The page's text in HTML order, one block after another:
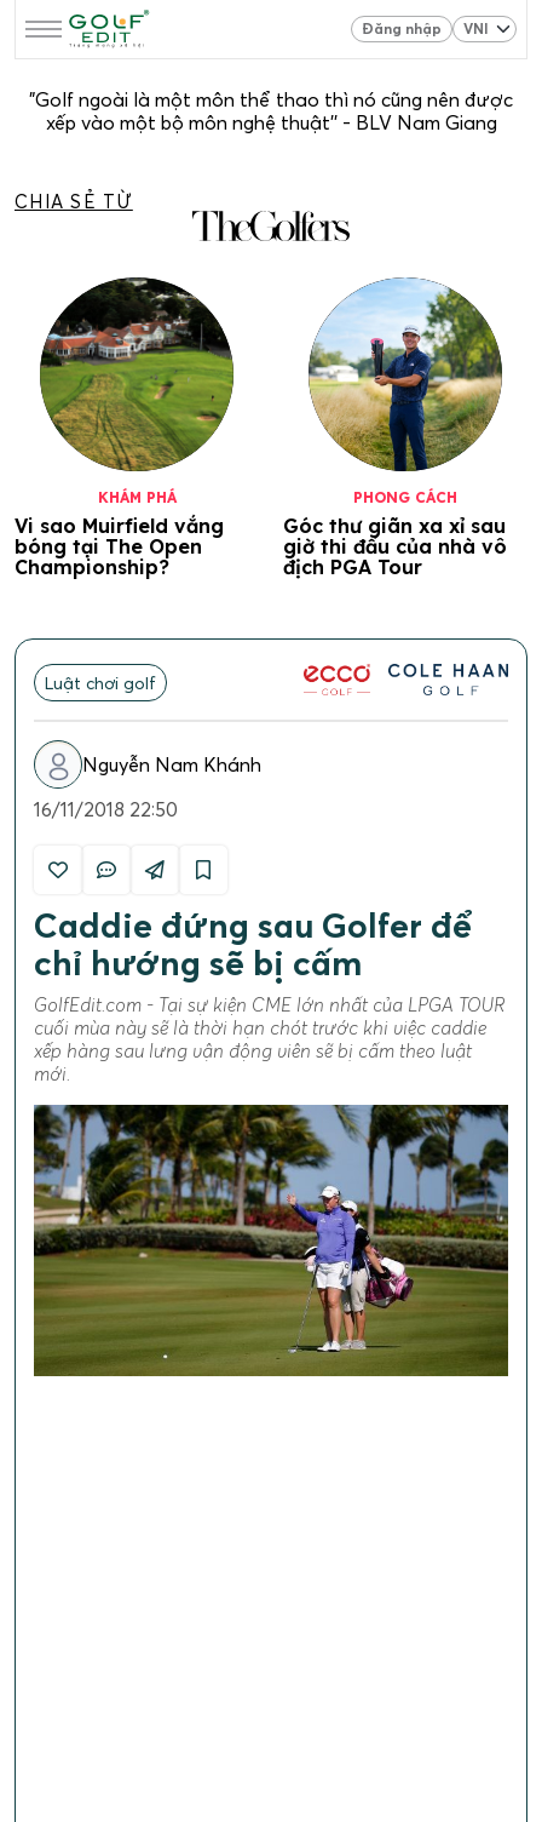
Đăng nhập
"Golf ngoài là một môn thể thao thì nó cũng nên được
xếp vào một bộ môn nghệ thuật'' - BLV Nam Giang
CHIA SẺ TỪ
KHÁM PHÁ
Vi sao Muirfield vắng
bóng tại The Open
Championship?
PHONG CÁCH
Góc thư giãn xa xỉ sau
giờ thi đấu của nhà vô
địch PGA Tour
Luật chơi golf
Nguyễn Nam Khánh
16/11/2018 22:50
Caddie đứng sau Golfer để
chỉ hướng sẽ bị cấm
GolfEdit.com - Tại sự kiện CME lớn nhất của LPGA TOUR
cuối mùa này sẽ là thời hạn chót trước khi việc caddie
xếp hàng sau lưng vận động viên sẽ bị cấm theo luật
mới.